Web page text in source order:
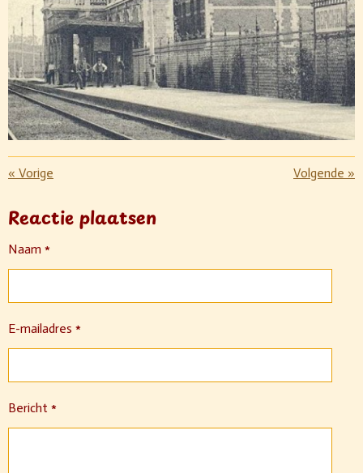
« Vorige Volgende »
Reactie plaatsen
Naam *
E-mailadres *
Bericht *